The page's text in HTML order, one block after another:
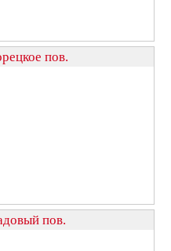
пов.
пов.